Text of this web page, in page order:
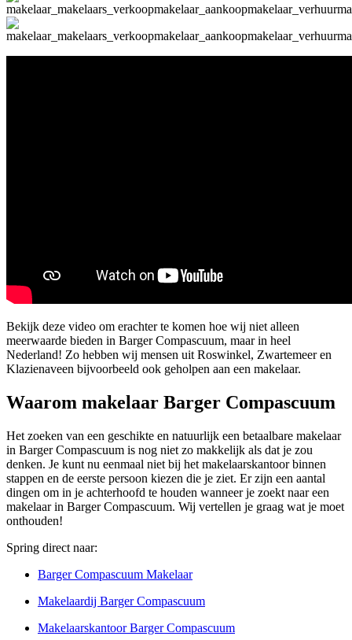
Bekijk deze video om erachter te komen hoe wij niet alleen
meerwaarde bieden in Barger Compascuum, maar in heel
Nederland! Zo hebben wij mensen uit Roswinkel, Zwartemeer en
Klazienaveen bijvoorbeeld ook geholpen aan een makelaar.
Waarom makelaar Barger Compascuum
Het zoeken van een geschikte en natuurlijk een betaalbare makelaar
in Barger Compascuum is nog niet zo makkelijk als dat je zou
denken. Je kunt nu eenmaal niet bij het makelaarskantoor binnen
stappen en de eerste persoon kiezen die je ziet. Er zijn een aantal
dingen om in je achterhoofd te houden wanneer je zoekt naar een
makelaar in Barger Compascuum. Wij vertellen je graag wat je moet
onthouden!
Spring direct naar:
Barger Compascuum Makelaar
Makelaardij Barger Compascuum
Makelaarskantoor Barger Compascuum